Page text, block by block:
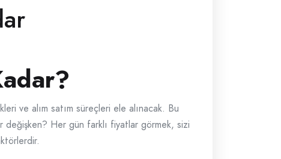
ve alım satım süreçleri ele alınacak. Bu
değişken? Her gün farklı fiyatlar görmek, sizi